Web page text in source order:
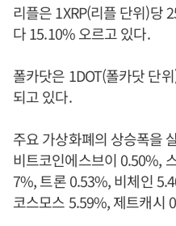
리플은 1XRP(리플 단위)당
다 15.10% 오르고 있다.
폴카닷은 1DOT(폴카닷 단
되고 있다.
주요 가상화폐의 상승폭을
비트코인에스브이 0.50%,
7%, 트론 0.53%, 비체인
코스모스 5.59%, 제트캐시